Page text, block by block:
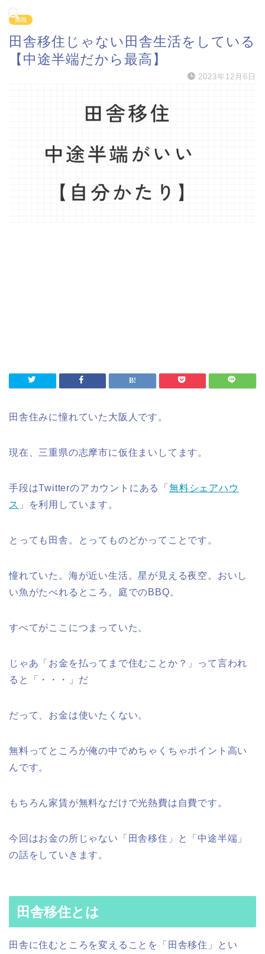
無職
田舎移住じゃない田舎生活をしている
【中途半端だから最高】
2023年12月6日
田舎住みに憧れていた大阪人です。
現在、三重県の志摩市に仮住まいしてます。
手段はTwitterのアカウントにある「 無料シェアハウ
ス 」を利用しています。
とっても田舎。とってものどかってことです。
憧れていた。海が近い生活。星が見える夜空。おいし
い魚がたべれるところ。庭でのBBQ。
すべてがここにつまっていた。
じゃあ「お金を払ってまで住むことか？」って言われ
ると「・・・」だ
だって、お金は使いたくない。
無料ってところが俺の中でめちゃくちゃポイント高い
んです。
もちろん家賃が無料なだけで光熱費は自費です。
今回はお金の所じゃない「田舎移住」と「中途半端」
の話をしていきます。
田舎移住とは
田舎に住むところを変えることを「田舎移住」とい